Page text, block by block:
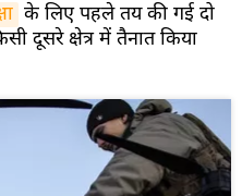
के लिए पहले तय की गई दो
दूसरे क्षेत्र में तैनात किया